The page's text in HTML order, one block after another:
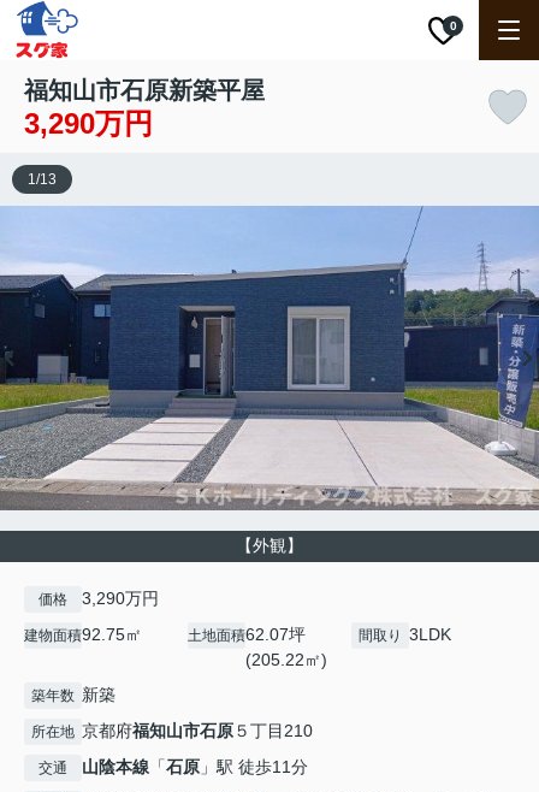
0
福知山市石原新築平屋
3,290万円
【外観】
1/13
価格 3,290万円
建物面積92.75㎡ 土地面積62.07坪
(205.22㎡)
間取り 3LDK
築年数 新築
所在地 京都府福知山市石原５丁目210
交通 山陰本線 「石原 」駅 徒歩11分